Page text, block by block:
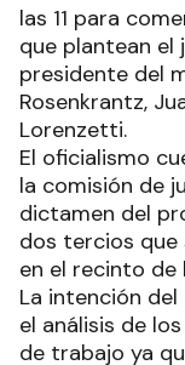
las 11 para
que plantean
presidente del
Rosenkrantz,
Lorenzetti.
El oficialismo
la comisión de
dictamen del
dos tercios
en el recinto de
La intención
el análisis de
de trabajo ya